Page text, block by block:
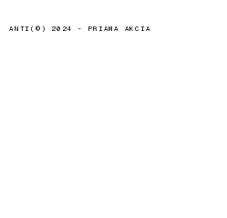
ANTI(©) 2024 - PRIAMA AKCIA